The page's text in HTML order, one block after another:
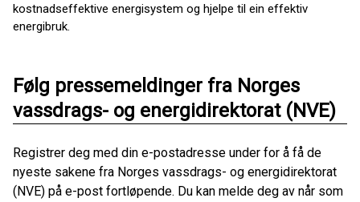
kostnadseffektive energisystem og hjelpe til ein effektiv
energibruk.
Følg pressemeldinger fra Norges
vassdrags- og energidirektorat (NVE)
Registrer deg med din e-postadresse under for å få de
nyeste sakene fra Norges vassdrags- og energidirektorat
(NVE) på e-post fortløpende. Du kan melde deg av når som